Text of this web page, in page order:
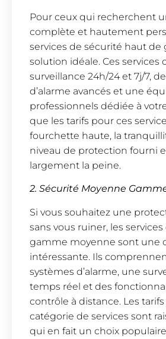
Pour ceux qui recherchent
complète et hautement
services de sécurité haut de
solution idéale. Ces services
surveillance 24h/24 et 7j/7,
d’alarme avancés et une
professionnels dédiée à
que les tarifs pour ces
fourchette haute, la
niveau de protection fourni
largement la peine.
2. Sécurité Moyenne
Si vous souhaitez une
sans vous ruiner, les
gamme moyenne sont une
intéressante. Ils
systèmes d’alarme, une
temps réel et des
contrôle à distance. Les
catégorie de services sont
qui en fait un choix